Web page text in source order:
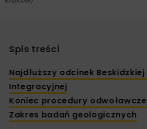
Spis treści
Najdłuższy odcinek
Integracyjnej
Koniec procedury
Zakres badań geologicznych